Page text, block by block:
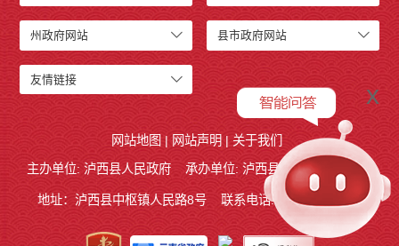
州政府网站 县市政府网站
友情链接
网站地图 | 网站声明 | 关于我们
主办单位: 泸西县人民政府
承办单位: 泸西县人民政府办公室
地址：泸西县中枢镇人民路8号 联系电话:0873-6621715
x